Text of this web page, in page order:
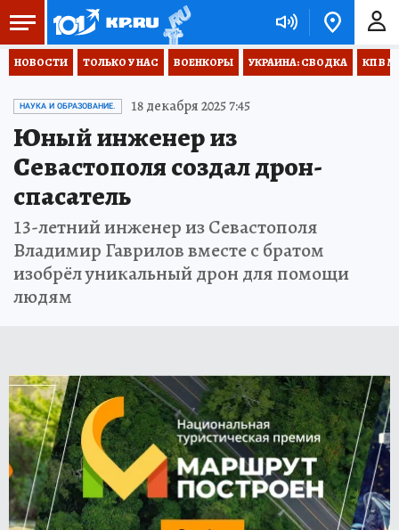
НОВОСТИ ТОЛЬКО У НАС ВОЕНКОРЫ УКРАИНА: СВОДКА КП В
НАУКА И ОБРАЗОВАНИЕ. 18 декабря 2025 7:45
Юный инженер из
Севастополя создал дрон-
спасатель
13-летний инженер из Севастополя
Владимир Гаврилов вместе с братом
изобрёл уникальный дрон для помощи
людям